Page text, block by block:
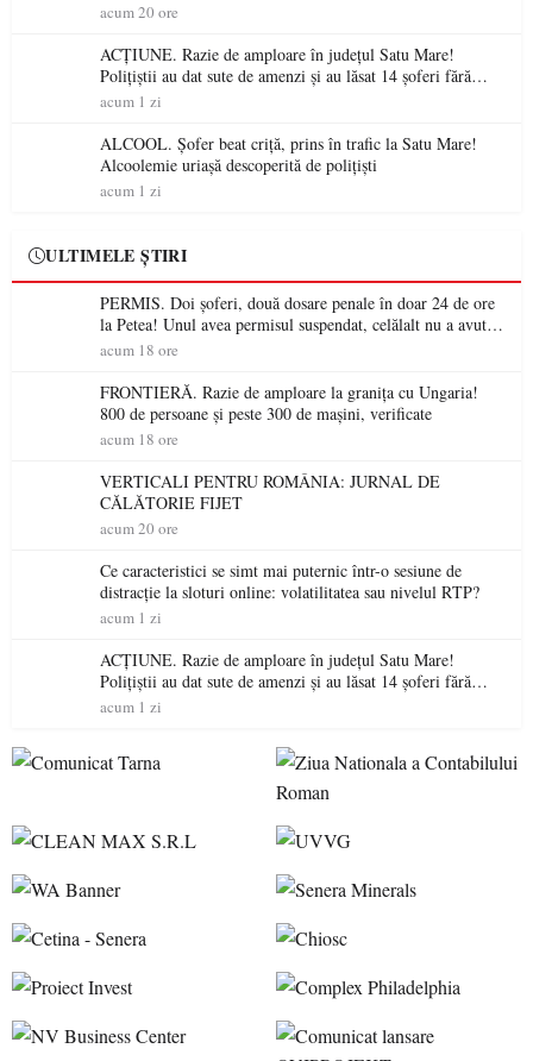
acum 20 ore
ACȚIUNE. Razie de amploare în județul Satu Mare!
Polițiștii au dat sute de amenzi și au lăsat 14 șoferi fără
permis într-o singură zi
acum 1 zi
ALCOOL. Șofer beat criță, prins în trafic la Satu Mare!
Alcoolemie uriașă descoperită de polițiști
acum 1 zi
ULTIMELE ȘTIRI
PERMIS. Doi șoferi, două dosare penale în doar 24 de ore
la Petea! Unul avea permisul suspendat, celălalt nu a avut
niciodată permis
acum 18 ore
FRONTIERĂ. Razie de amploare la granița cu Ungaria!
800 de persoane și peste 300 de mașini, verificate
acum 18 ore
VERTICALI PENTRU ROMÂNIA: JURNAL DE
CĂLĂTORIE FIJET
acum 20 ore
Ce caracteristici se simt mai puternic într-o sesiune de
distracție la sloturi online: volatilitatea sau nivelul RTP?
acum 1 zi
ACȚIUNE. Razie de amploare în județul Satu Mare!
Polițiștii au dat sute de amenzi și au lăsat 14 șoferi fără
permis într-o singură zi
acum 1 zi